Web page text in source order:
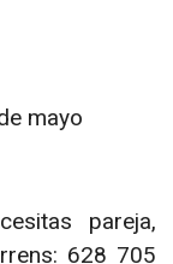
mayo
pareja,
628 705